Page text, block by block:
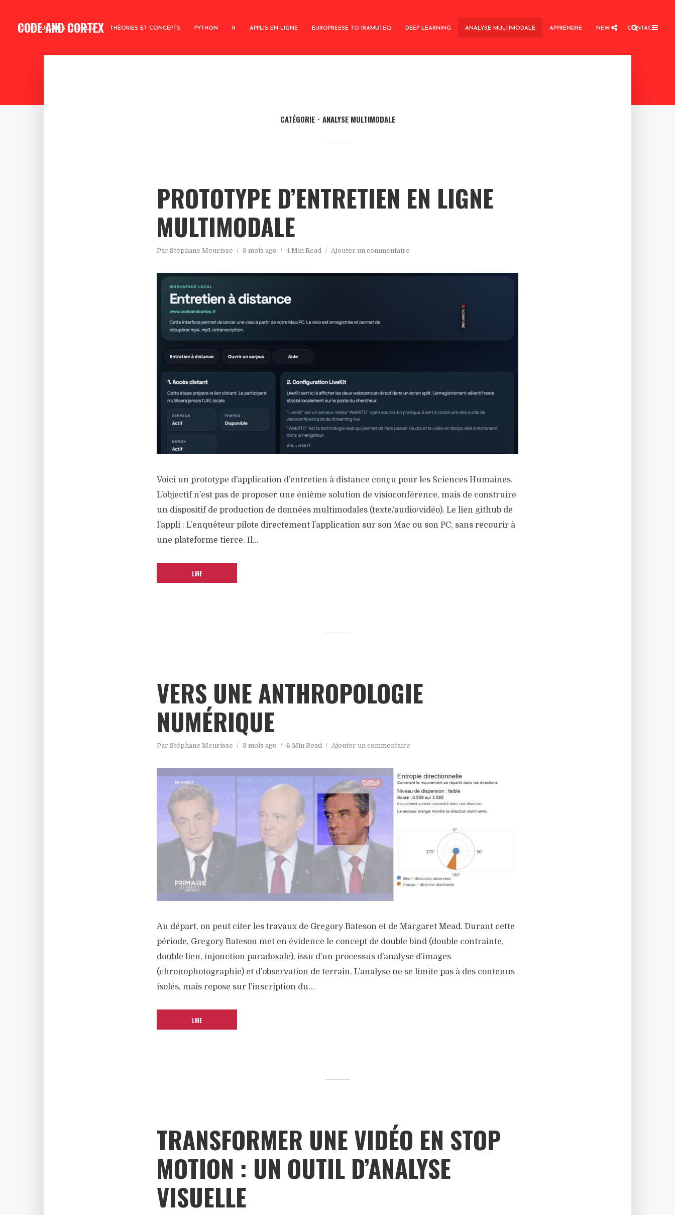
CODE AND CORTEX
DES NEURONES ET DE L’IA THÉORIES ET CONCEPTS PYTHON R APPLIS EN LIGNE EUROPRESSE TO IRAMUTEQ DEEP LEARNING ANALYSE MULTIMODALE APPRENDRE NEW ! CONTACT
CATÉGORIE ANALYSE MULTIMODALE
PROTOTYPE D’ENTRETIEN EN LIGNE
MULTIMODALE
Par Stéphane Meurisse 3 mois ago 4 Min Read Ajouter un commentaire
Voici un prototype d’application d’entretien à distance conçu pour les Sciences Humaines.
L’objectif n’est pas de proposer une énième solution de visioconférence, mais de construire
un dispositif de production de données multimodales (texte/audio/vidéo). Le lien github de
l’appli : L’enquêteur pilote directement l’application sur son Mac ou son PC, sans recourir à
une plateforme tierce. Il...
LIRE
VERS UNE ANTHROPOLOGIE
NUMÉRIQUE
Par Stéphane Meurisse 3 mois ago 6 Min Read Ajouter un commentaire
Au départ, on peut citer les travaux de Gregory Bateson et de Margaret Mead. Durant cette
période, Gregory Bateson met en évidence le concept de double bind (double contrainte,
double lien, injonction paradoxale), issu d’un processus d’analyse d’images
(chronophotographie) et d’observation de terrain. L’analyse ne se limite pas à des contenus
isolés, mais repose sur l’inscription du...
LIRE
TRANSFORMER UNE VIDÉO EN STOP
MOTION : UN OUTIL D’ANALYSE
VISUELLE